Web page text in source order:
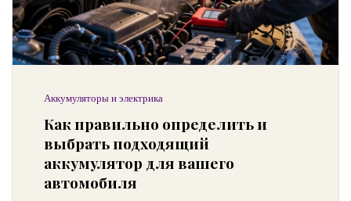
Аккумуляторы и электрика
Как правильно определить и
выбрать подходящий
аккумулятор для вашего
автомобиля